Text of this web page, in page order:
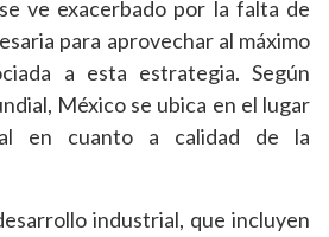
ve exacerbado por la falta de
para aprovechar al máximo
a esta estrategia. Según
México se ubica en el lugar
en cuanto a calidad de la
industrial, que incluyen